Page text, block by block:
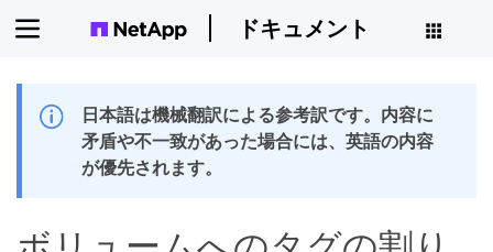
ドキュメント
日本語は機械翻訳による参考訳です。内容に
矛盾や不一致があった場合には、英語の内容
が優先されます。